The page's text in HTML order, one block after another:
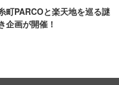
町PARCOと楽天地を巡る謎
企画が開催！